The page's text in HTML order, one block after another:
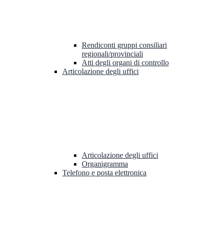
Rendiconti gruppi consiliari
regionali/provinciali
Atti degli organi di controllo
Articolazione degli uffici
Articolazione degli uffici
Organigramma
Telefono e posta elettronica